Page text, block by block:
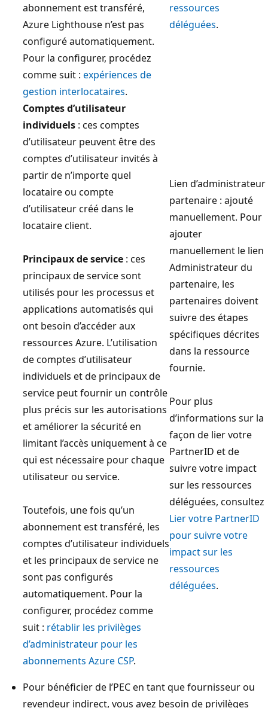
abonnement est transféré,
Azure Lighthouse n’est pas
configuré automatiquement.
Pour la configurer, procédez
comme suit : expériences de
gestion interlocataires.
ressources
déléguées.
Comptes d’utilisateur
individuels : ces comptes
d’utilisateur peuvent être des
comptes d’utilisateur invités à
partir de n’importe quel
locataire ou compte
d’utilisateur créé dans le
locataire client.
Principaux de service : ces
principaux de service sont
utilisés pour les processus et
applications automatisés qui
ont besoin d’accéder aux
ressources Azure. L’utilisation
de comptes d’utilisateur
individuels et de principaux de
service peut fournir un contrôle
plus précis sur les autorisations
et améliorer la sécurité en
limitant l’accès uniquement à ce
qui est nécessaire pour chaque
utilisateur ou service.
Toutefois, une fois qu’un
abonnement est transféré, les
comptes d’utilisateur individuels
et les principaux de service ne
sont pas configurés
automatiquement. Pour la
configurer, procédez comme
suit : rétablir les privilèges
d’administrateur pour les
abonnements Azure CSP.
Lien d’administrateur
partenaire : ajouté
manuellement. Pour
ajouter
manuellement le lien
Administrateur du
partenaire, les
partenaires doivent
suivre des étapes
spécifiques décrites
dans la ressource
fournie.
Pour plus
d’informations sur la
façon de lier votre
PartnerID et de
suivre votre impact
sur les ressources
déléguées, consultez
Lier votre PartnerID
pour suivre votre
impact sur les
ressources
déléguées.
Pour bénéficier de l’PEC en tant que fournisseur ou
revendeur indirect, vous avez besoin de privilèges